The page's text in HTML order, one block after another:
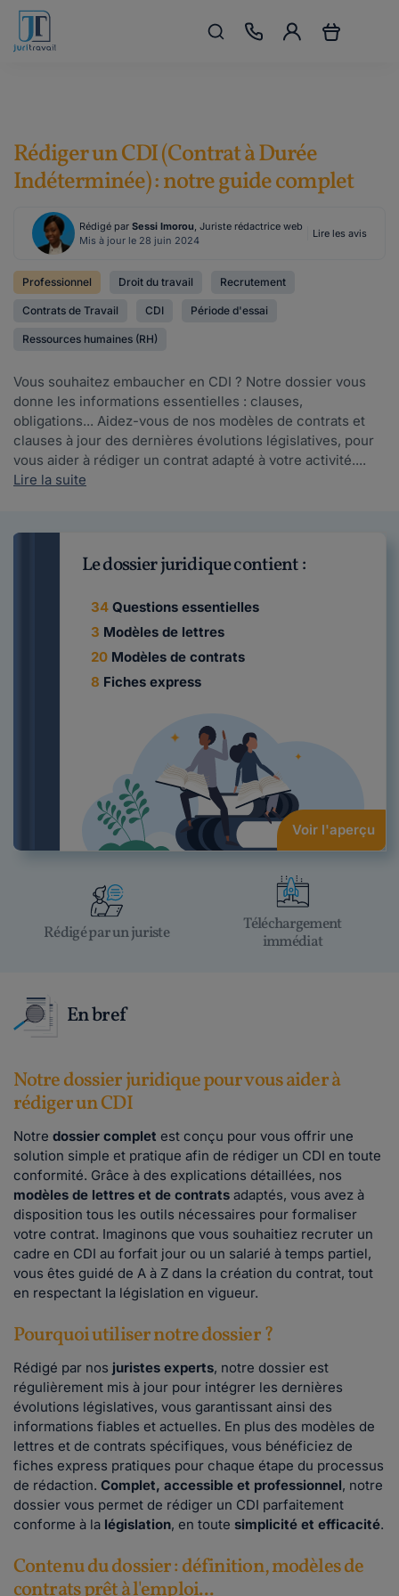
Le dossier juridique contient :
34 Questions essentielles
3 Modèles de lettres
20 Modèles de contrats
8 Fiches express
Voir l'aperçu
Rédiger un CDI (Contrat à Durée
Indéterminée) : notre guide complet
Rédigé par Sessi Imorou, Juriste rédactrice web
Mis à jour le 28 juin 2024
Lire les avis
Professionnel Droit du travail Recrutement
Contrats de Travail CDI Période d'essai
Ressources humaines (RH)
Vous souhaitez embaucher en CDI ? Notre dossier vous
donne les informations essentielles : clauses,
obligations... Aidez-vous de nos modèles de contrats et
clauses à jour des dernières évolutions législatives, pour
vous aider à rédiger un contrat adapté à votre activité....
Lire la suite
Rédigé par un juriste
Téléchargement
immédiat
En bref
Notre dossier juridique pour vous aider à
rédiger un CDI
Notre dossier complet est conçu pour vous offrir une
solution simple et pratique afin de rédiger un CDI en toute
conformité. Grâce à des explications détaillées, nos
modèles de lettres et de contrats adaptés, vous avez à
disposition tous les outils nécessaires pour formaliser
votre contrat. Imaginons que vous souhaitiez recruter un
cadre en CDI au forfait jour ou un salarié à temps partiel,
vous êtes guidé de A à Z dans la création du contrat, tout
en respectant la législation en vigueur.
Pourquoi utiliser notre dossier ?
Rédigé par nos juristes experts, notre dossier est
régulièrement mis à jour pour intégrer les dernières
évolutions législatives, vous garantissant ainsi des
informations fiables et actuelles. En plus des modèles de
lettres et de contrats spécifiques, vous bénéficiez de
fiches express pratiques pour chaque étape du processus
de rédaction. Complet, accessible et professionnel, notre
dossier vous permet de rédiger un CDI parfaitement
conforme à la législation, en toute simplicité et efficacité.
Contenu du dossier : définition, modèles de
contrats prêt à l'emploi...